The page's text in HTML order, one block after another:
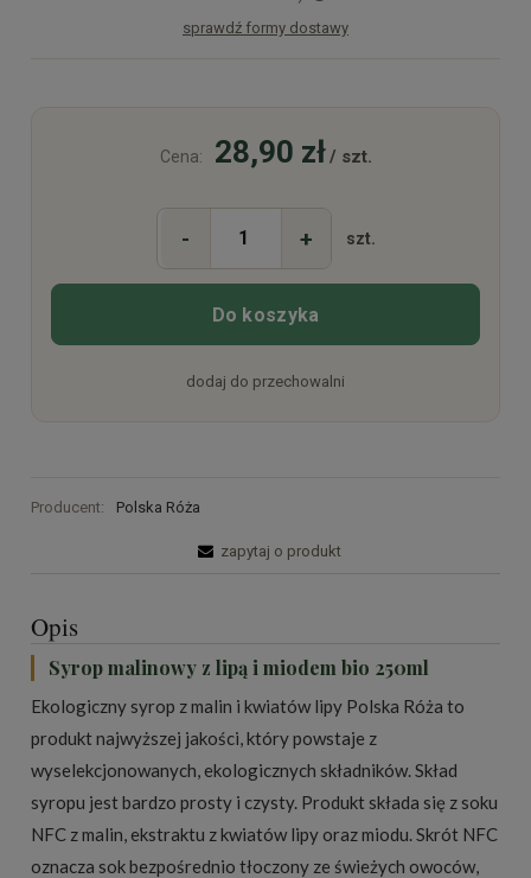
Cena nie zawiera ewentualnych kosztów płatności
sprawdź formy dostawy
Cena: 28,90 zł/ szt.
- + szt.
Do koszyka
dodaj do przechowalni
Producent: Polska Róża
zapytaj o produkt
Opis
Syrop malinowy z lipą i miodem bio 250ml
Ekologiczny syrop z malin i kwiatów lipy Polska Róża to
produkt najwyższej jakości, który powstaje z
wyselekcjonowanych, ekologicznych składników. Skład
syropu jest bardzo prosty i czysty. Produkt składa się z soku
NFC z malin, ekstraktu z kwiatów lipy oraz miodu. Skrót NFC
oznacza sok bezpośrednio tłoczony ze świeżych owoców,